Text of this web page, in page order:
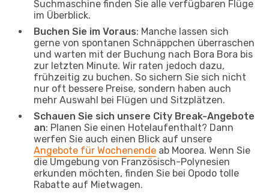
Suchmaschine finden Sie alle verfügbaren Flüge
im Überblick.
Buchen Sie im Voraus: Manche lassen sich
gerne von spontanen Schnäppchen überraschen
und warten mit der Buchung nach Bora Bora bis
zur letzten Minute. Wir raten jedoch dazu,
frühzeitig zu buchen. So sichern Sie sich nicht
nur oft bessere Preise, sondern haben auch
mehr Auswahl bei Flügen und Sitzplätzen.
Schauen Sie sich unsere City Break-Angebote
an: Planen Sie einen Hotelaufenthalt? Dann
werfen Sie auch einen Blick auf unsere
Angebote für Wochenende ab Moorea. Wenn Sie
die Umgebung von Französisch-Polynesien
erkunden möchten, finden Sie bei Opodo tolle
Rabatte auf Mietwagen.